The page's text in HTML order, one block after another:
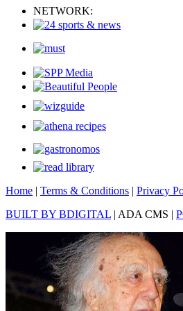
NETWORK:
Home | Terms & Conditions | Privacy
BUILT BY BDIGITAL | ADA CMS |